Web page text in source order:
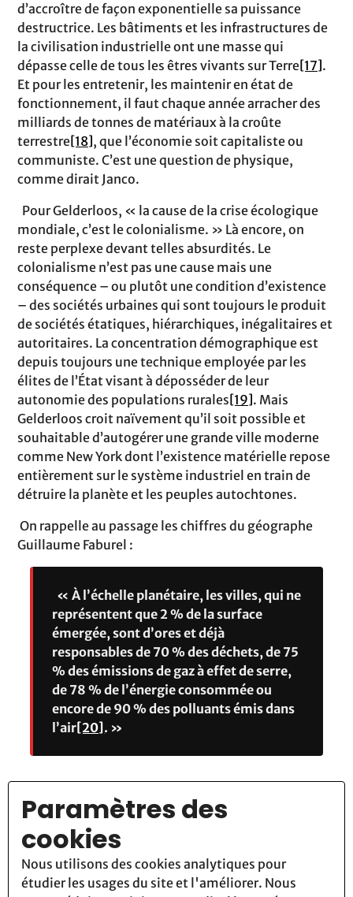
d’accroître de façon exponentielle sa puissance
destructrice. Les bâtiments et les infrastructures de
la civilisation industrielle ont une masse qui
dépasse celle de tous les êtres vivants sur Terre[17].
Et pour les entretenir, les maintenir en état de
fonctionnement, il faut chaque année arracher des
milliards de tonnes de matériaux à la croûte
terrestre[18], que l’économie soit capitaliste ou
communiste. C’est une question de physique,
comme dirait Janco.
Pour Gelderloos, « la cause de la crise écologique
mondiale, c’est le colonialisme. » Là encore, on
reste perplexe devant telles absurdités. Le
colonialisme n’est pas une cause mais une
conséquence – ou plutôt une condition d’existence
– des sociétés urbaines qui sont toujours le produit
de sociétés étatiques, hiérarchiques, inégalitaires et
autoritaires. La concentration démographique est
depuis toujours une technique employée par les
élites de l’État visant à déposséder de leur
autonomie des populations rurales [19]. Mais
Gelderloos croit naïvement qu’il soit possible et
souhaitable d’autogérer une grande ville moderne
comme New York dont l’existence matérielle repose
entièrement sur le système industriel en train de
détruire la planète et les peuples autochtones.
On rappelle au passage les chiffres du géographe
Guillaume Faburel :
« À l’échelle planétaire, les villes, qui ne
représentent que 2 % de la surface
émergée, sont d’ores et déjà
responsables de 70 % des déchets, de 75
% des émissions de gaz à effet de serre,
de 78 % de l’énergie consommée ou
encore de 90 % des polluants émis dans
l’air[20] . »
Gelderloos est également confus sur les grandes villes. Il
considère que l'opposition entre ville et campagne n'a pas lieu
d'être. Sauf que tout au long de l'histoire, les urbains ont vécu
aux dépens d'un pillage systématique des campagnes. Un
pillage qui n'a fait que s'accentuer avec l'âge industriel et
Paramètres des
cookies
Nous utilisons des cookies analytiques pour
étudier les usages du site et l'améliorer. Nous